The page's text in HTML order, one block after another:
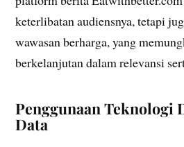
keterlibatan audiensnya, tetapi
wawasan berharga, yang
berkelanjutan dalam relevansi
Penggunaan Teknologi
Data